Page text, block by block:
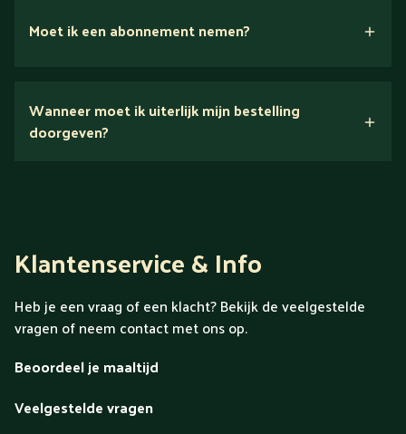
Ontdek alles over Gold
Moet ik een abonnement nemen?
Wanneer moet ik uiterlijk mijn bestelling
doorgeven?
Klantenservice & Info
Heb je een vraag of een klacht? Bekijk de veelgestelde
vragen of neem contact met ons op.
Beoordeel je maaltijd
Veelgestelde vragen